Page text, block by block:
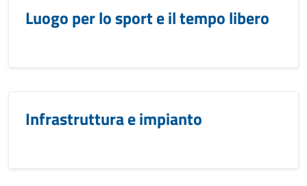
Luogo per lo sport e il tempo libero
Infrastruttura e impianto